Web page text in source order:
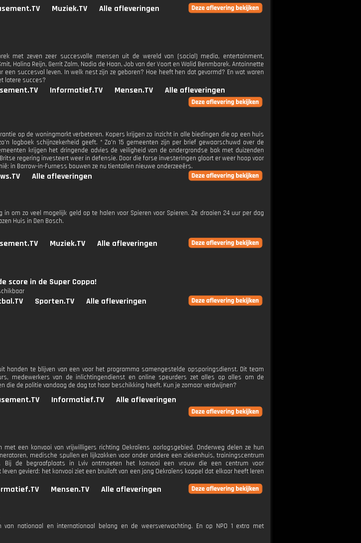
Muziek.TV Alle afleveringen
met zeven zeer succesvolle mensen uit de wereld van (social) media, entertainment,
Halina Reijn, Gerrit Zalm, Nadia de Haan, Job van der Voort en Walid Benmbarek. Antoinnette
succesvol leven. In welk nest zijn ze geboren? Hoe heeft hen dat gevormd? En wat waren
latere succes?
Informatief.TV Mensen.TV Alle afleveringen
op de woningmarkt verbeteren. Kopers krijgen zo inzicht in alle biedingen die op een huis
logboek schijnzekerheid geeft. * Zo'n 15 gemeenten zijn per brief gewaarschuwd over de
krijgen het dringende advies de veiligheid van de ondergrondse bak met duizenden
regering investeert weer in defensie. Door die forse investeringen gloort er weer hoop voor
in Barrow-in-Furness bouwen ze nu tientallen nieuwe onderzeeërs.
Alle afleveringen
in om zo veel mogelijk geld op te halen voor Spieren voor Spieren. Ze draaien 24 uur per dag
Huis in Den Bosch.
Muziek.TV Alle afleveringen
score in de Super Coppa!
Sporten.TV Alle afleveringen
handen te blijven van een voor het programma samengestelde opsporingsdienst. Dit team
medewerkers van de inlichtingendienst en online speurders zet alles op alles om de
die de politie vandaag de dag tot haar beschikking heeft. Kun je zomaar verdwijnen?
Informatief.TV Alle afleveringen
met een konvooi van vrijwilligers richting Oekraïens oorlogsgebied. Onderweg delen ze hun
medische spullen en lijkzakken voor onder andere een ziekenhuis, trainingscentrum
Bij de begraafplaats in Lviv ontmoeten het konvooi een vrouw die een centrum voor
gevierd: het konvooi ziet een bruiloft van een jong Oekraïens koppel dat elkaar heeft leren
Mensen.TV Alle afleveringen
nationaal en internationaal belang en de weersverwachting. En op NPO 1 extra met